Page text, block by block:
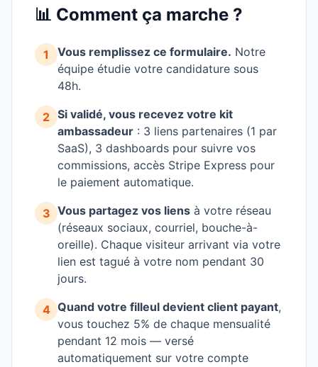
📊 Comment ça marche ?
1 Vous remplissez ce formulaire. Notre
équipe étudie votre candidature sous
48h.
2 Si validé, vous recevez votre kit
ambassadeur : 3 liens partenaires (1 par
SaaS), 3 dashboards pour suivre vos
commissions, accès Stripe Express pour
le paiement automatique.
3 Vous partagez vos liens à votre réseau
(réseaux sociaux, courriel, bouche-à-
oreille). Chaque visiteur arrivant via votre
lien est tagué à votre nom pendant 30
jours.
4 Quand votre filleul devient client payant,
vous touchez 5% de chaque mensualité
pendant 12 mois — versé
automatiquement sur votre compte